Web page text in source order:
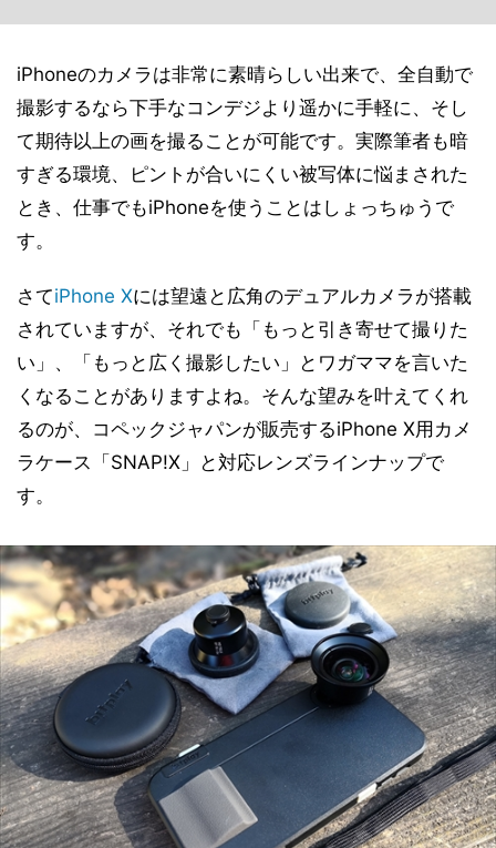
iPhoneのカメラは非常に素晴らしい出来で、全自動で
撮影するなら下手なコンデジより遥かに手軽に、そし
て期待以上の画を撮ることが可能です。実際筆者も暗
すぎる環境、ピントが合いにくい被写体に悩まされた
とき、仕事でもiPhoneを使うことはしょっちゅうで
す。
さてiPhone Xには望遠と広角のデュアルカメラが搭載
されていますが、それでも「もっと引き寄せて撮りた
い」、「もっと広く撮影したい」とワガママを言いた
くなることがありますよね。そんな望みを叶えてくれ
るのが、コペックジャパンが販売するiPhone X用カメ
ラケース「SNAP!X」と対応レンズラインナップで
す。